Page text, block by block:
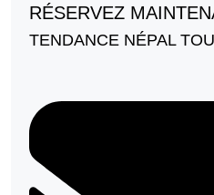
RÉSERVEZ
TENDANCE NÉPAL